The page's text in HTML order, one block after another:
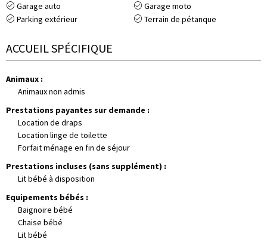
Garage auto
Garage moto
Parking extérieur
Terrain de pétanque
ACCUEIL SPÉCIFIQUE
Animaux :
Animaux non admis
Prestations payantes sur demande :
Location de draps
Location linge de toilette
Forfait ménage en fin de séjour
Prestations incluses (sans supplément) :
Lit bébé à disposition
Equipements bébés :
Baignoire bébé
Chaise bébé
Lit bébé